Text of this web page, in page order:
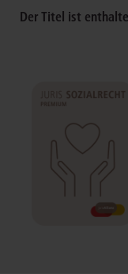
Der Titel ist